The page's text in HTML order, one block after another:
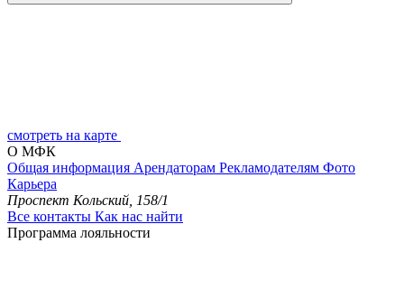
смотреть на карте
О МФК
Общая информация Арендаторам Рекламодателям Фото
Карьера
Проспект Кольский, 158/1
Все контакты Как нас найти
Программа лояльности